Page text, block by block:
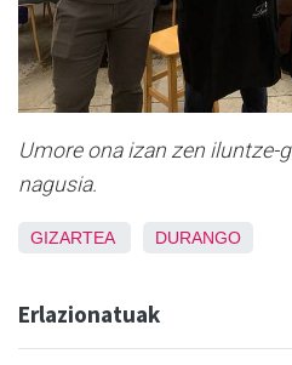
Umore ona izan zen iluntze-
nagusia.
GIZARTEA DURANGO
Erlazionatuak